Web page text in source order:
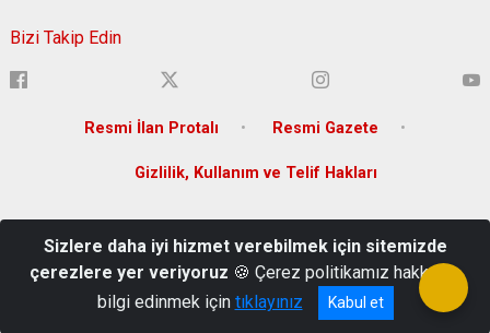
Bizi Takip Edin
Resmi İlan Protalı Resmi Gazete
Gizlilik, Kullanım ve Telif Hakları
/DİYARBAKIR
(0 412) 280 20 00
Sizlere daha iyi hizmet verebilmek için sitemizde
çerezlere yer veriyoruz 🍪 Çerez politikamız hakkında
bilgi edinmek için tıklayınız Kabul et